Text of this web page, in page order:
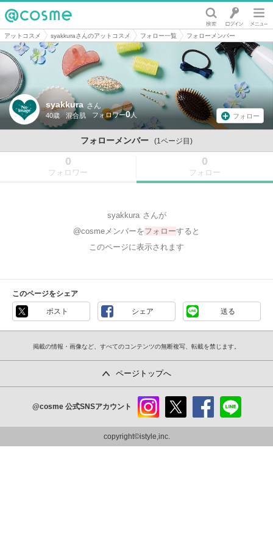
@cosme
アットコスメ syakkuraさんのアットコスメ フォロー一覧 フォローメンバー
syakkura さん
40歳 混合肌 0 フォロー
フォローメンバー (1ページ目)
0
フォロワー
0
フォロー
syakkura さんが
@cosmeメンバーをフォローすると
このページに表示されます
このページをシェア
ポスト シェア 送る
掲載の情報・画像など、すべてのコンテンツの無断複写、転載を禁じます。
ページトップへ
@cosme 公式SNSアカウント
ram
copyright©istyle,inc.